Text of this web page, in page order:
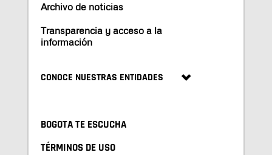
Archivo de noticias
Transparencia y acceso a la
información
CONOCE NUESTRAS ENTIDADES
BOGOTA TE ESCUCHA
TÉRMINOS DE USO